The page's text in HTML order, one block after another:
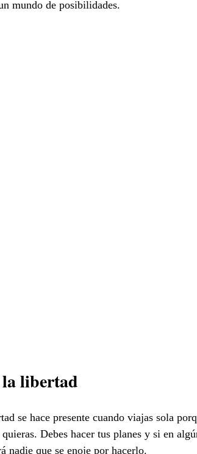
mundo de posibilidades.
libertad
se hace presente cuando viajas sola
Debes hacer tus planes y si en
nadie que se enoje por hacerlo.